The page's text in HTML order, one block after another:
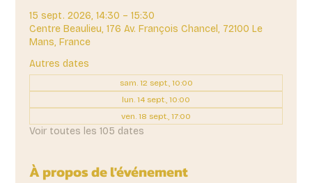
15 sept. 2026, 14:30 – 15:30
Centre Beaulieu, 176 Av. François Chancel, 72100 Le
Mans, France
Autres dates
sam. 12 sept., 10:00
lun. 14 sept., 10:00
ven. 18 sept., 17:00
Voir toutes les 105 dates
À propos de l'événement